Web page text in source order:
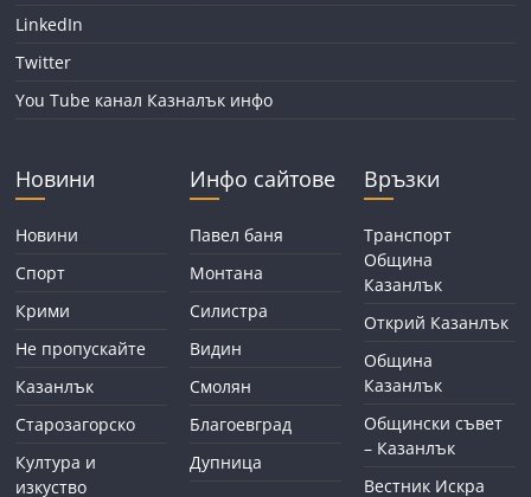
LinkedIn
Twitter
You Tube канал Казналък инфо
Новини
Новини
Спорт
Крими
Не пропускайте
Казанлък
Старозагорско
Култура и
изкуство
Инфо сайтове
Павел баня
Монтана
Силистра
Видин
Смолян
Благоевград
Дупница
Връзки
Транспорт
Община
Казанлък
Открий Казанлък
Община
Казанлък
Общински съвет
– Казанлък
Вестник Искра